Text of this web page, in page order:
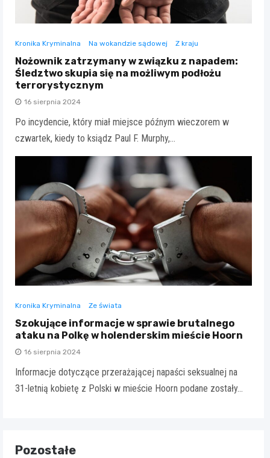
Kronika Kryminalna Na wokandzie sądowej Z kraju
Nożownik zatrzymany w związku z napadem:
Śledztwo skupia się na możliwym podłożu
terrorystycznym
16 sierpnia 2024
Po incydencie, który miał miejsce późnym wieczorem w
czwartek, kiedy to ksiądz Paul F. Murphy,…
Kronika Kryminalna Ze świata
Szokujące informacje w sprawie brutalnego
ataku na Polkę w holenderskim mieście Hoorn
16 sierpnia 2024
Informacje dotyczące przerażającej napaści seksualnej na
31-letnią kobietę z Polski w mieście Hoorn podane zostały…
Pozostałe